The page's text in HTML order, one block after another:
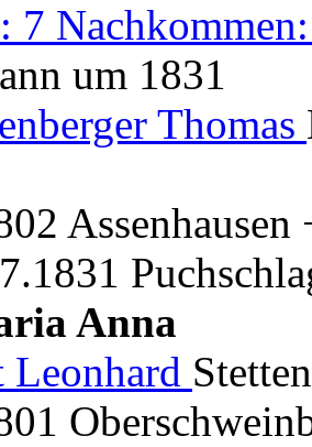
7
um 1831
Thomas
Anna
Leonhard